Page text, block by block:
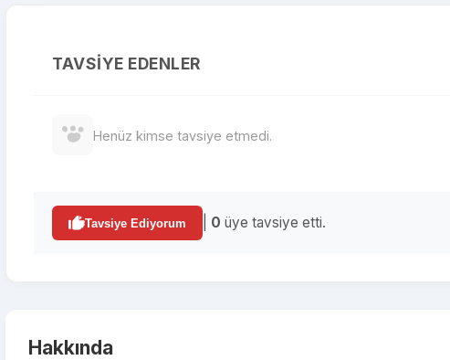
TAVSIYE EDENLER
Henüz kimse tavsiye etmedi.
Tavsiye Ediyorum 0 üye tavsiye etti.
Hakkında